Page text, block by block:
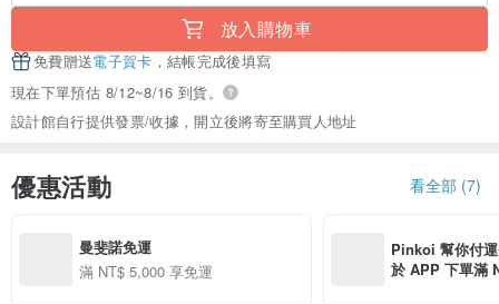
放入購物車
免費贈送電子賀卡 ，結帳完成後填寫
現在下單預估 8/12~8/16 到貨。
設計館自行提供發票/收據，開立後將寄至購買人地址
優惠活動 看全部 (7)
曼斐諾免運
滿 NT$ 5,000 享免運
Pinkoi 幫你付
於 APP 下單滿